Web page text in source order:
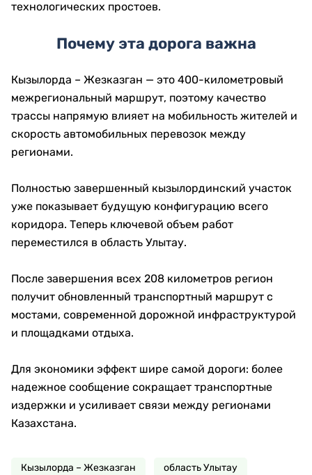
технологических простоев.
Почему эта дорога важна
Кызылорда – Жезказган — это 400-километровый
межрегиональный маршрут, поэтому качество
трассы напрямую влияет на мобильность жителей и
скорость автомобильных перевозок между
регионами.
Полностью завершенный кызылординский участок
уже показывает будущую конфигурацию всего
коридора. Теперь ключевой объем работ
переместился в область Улытау.
После завершения всех 208 километров регион
получит обновленный транспортный маршрут с
мостами, современной дорожной инфраструктурой
и площадками отдыха.
Для экономики эффект шире самой дороги: более
надежное сообщение сокращает транспортные
издержки и усиливает связи между регионами
Казахстана.
Кызылорда – Жезказган область Улытау